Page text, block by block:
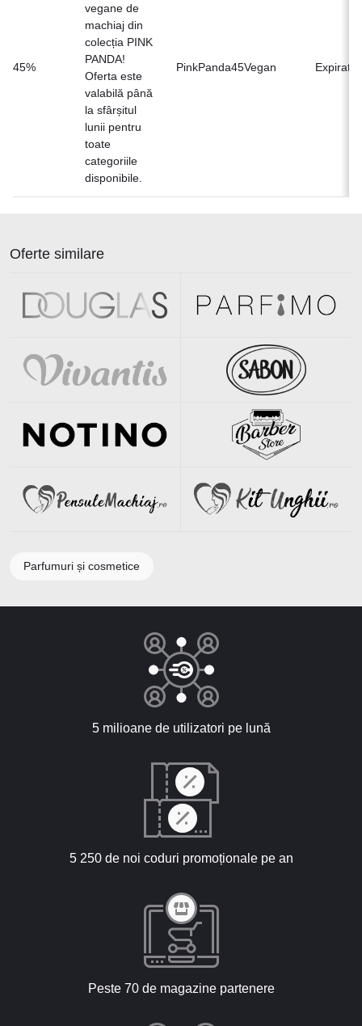
45%
vegane de
machiaj din
colecția PINK
PANDA!
Oferta este
valabilă până
la sfârșitul
lunii pentru
toate
categoriile
disponibile.
PinkPanda45Vegan Expirat
Oferte similare
Parfumuri și cosmetice
5 milioane de utilizatori pe lună
5 250 de noi coduri promoționale pe an
Peste 70 de magazine partenere